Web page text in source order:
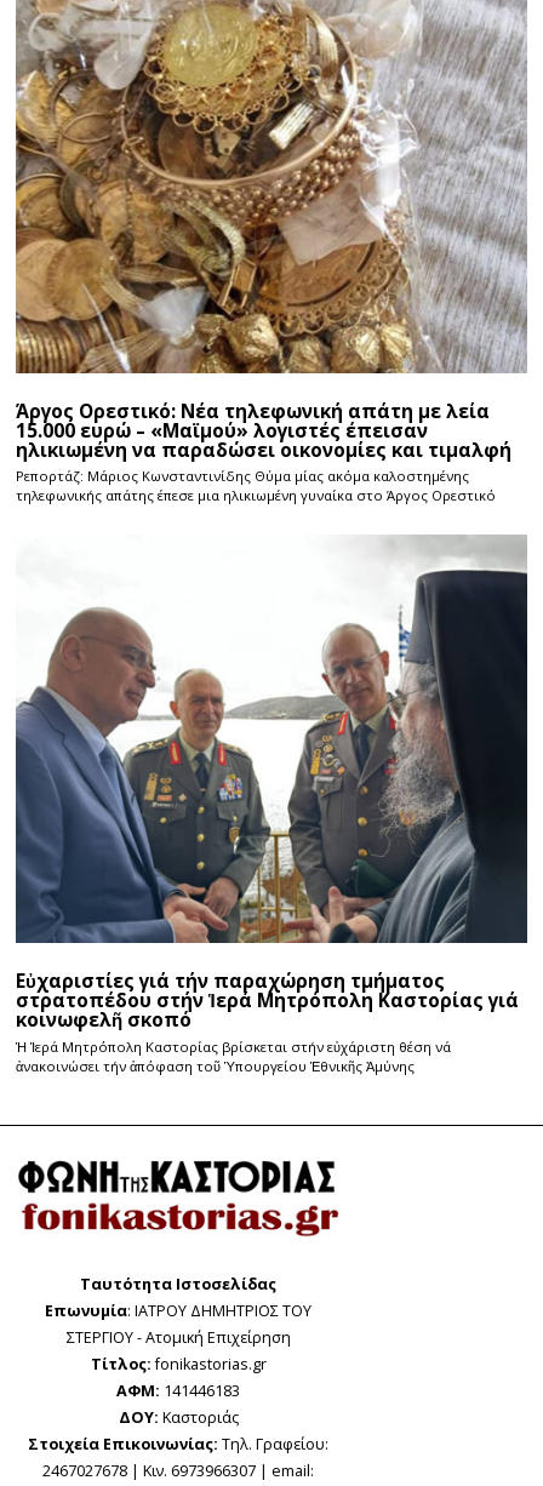
Άργος Ορεστικό: Νέα τηλεφωνική απάτη με λεία
15.000 ευρώ – «Μαϊμού» λογιστές έπεισαν
ηλικιωμένη να παραδώσει οικονομίες και τιμαλφή
Ρεπορτάζ: Μάριος Κωνσταντινίδης Θύμα μίας ακόμα καλοστημένης
τηλεφωνικής απάτης έπεσε μια ηλικιωμένη γυναίκα στο Άργος Ορεστικό
Εὐχαριστίες γιά τήν παραχώρηση τμήματος
στρατοπέδου στήν Ἱερά Μητρόπολη Καστορίας γιά
κοινωφελῆ σκοπό
Ἡ Ἱερά Μητρόπολη Καστορίας βρίσκεται στήν εὐχάριστη θέση νά
ἀνακοινώσει τήν ἀπόφαση τοῦ Ὑπουργείου Ἐθνικῆς Ἀμύνης
Ταυτότητα Ιστοσελίδας
Επωνυμία: ΙΑΤΡΟΥ ΔΗΜΗΤΡΙΟΣ ΤΟΥ
ΣΤΕΡΓΙΟΥ - Ατομική Επιχείρηση
Τίτλος:fonikastorias.gr
ΑΦΜ: 141446183
ΔΟΥ: Καστοριάς
Στοιχεία Επικοινωνίας: Τηλ. Γραφείου:
2467027678 | Κιν. 6973966307 | email: